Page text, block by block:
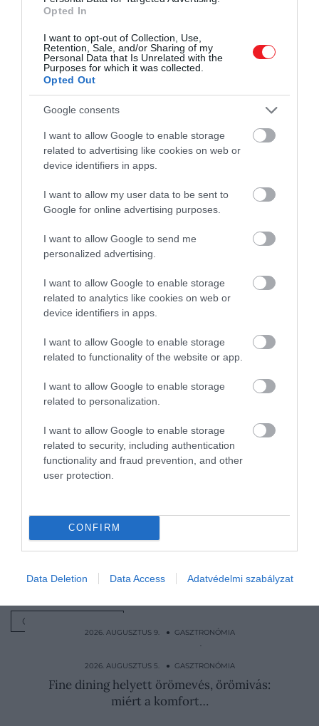
Opted In
I want to opt-out of Collection, Use,
Retention, Sale, and/or Sharing of my
Personal Data that Is Unrelated with the
Purposes for which it was collected.
Opted Out
Google consents
I want to allow Google to enable storage
related to advertising like cookies on web or
device identifiers in apps.
I want to allow my user data to be sent to
Google for online advertising purposes.
I want to allow Google to send me
personalized advertising.
I want to allow Google to enable storage
related to analytics like cookies on web or
device identifiers in apps.
I want to allow Google to enable storage
related to functionality of the website or app.
I want to allow Google to enable storage
related to personalization.
I want to allow Google to enable storage
related to security, including authentication
functionality and fraud prevention, and other
user protection.
CONFIRM
Data Deletion Data Access Adatvédelmi szabályzat
Shutterstock
bele egy púpnyi dijoni mustárt. Ezután szórj bele
sót, borsot, fokhagymát, pirospaprika pelyhet és a
Tabascót. Keverd össze az egészet, önts bele
néhány kanál olívaolajat, majd öntsd a salátád
tetejére. A csípős szósz nagyon jól kiegészíti a
mustárt, és ha egy kis fetát vagy kéksajtot is
a salátának azt az összetevőt, ami általában hiányzik
belőle: egy kis szükséges harapást.
Arra azonban figyelj, hogy ne rázd a csípős szószt
közvetlenül a zöldfűszerekre. Ha nem vigyázol −
különösen a bosszúálló rukkolánál − a csípős szósz a
levelek felületéről egyenesen a szemgolyódba
pattoghat, miközben eszel. Az öntetbe keverés
A salátákhoz adott csípős szósz csak még
finomabbá válik pár további összetevővel. A sült
zöldségek és a quinoa ízének mindig jót tesz ez a
plusz réteg, akárcsak a lazacnak és a csirkének. De
ha csupán a hűtődben fonnyadozó salátát
Nyitókép: Fotó: Shutterstock
GASZTRONÓMIA
2026. AUGUSZTUS 9. ● GASZTRONÓMIA
Egy olasz séf szerint ezek Itália legjobb és
legrosszabb…
2026. AUGUSZTUS 5. ● GASZTRONÓMIA
Fine dining helyett örömevés, örömivás:
miért a komfort…